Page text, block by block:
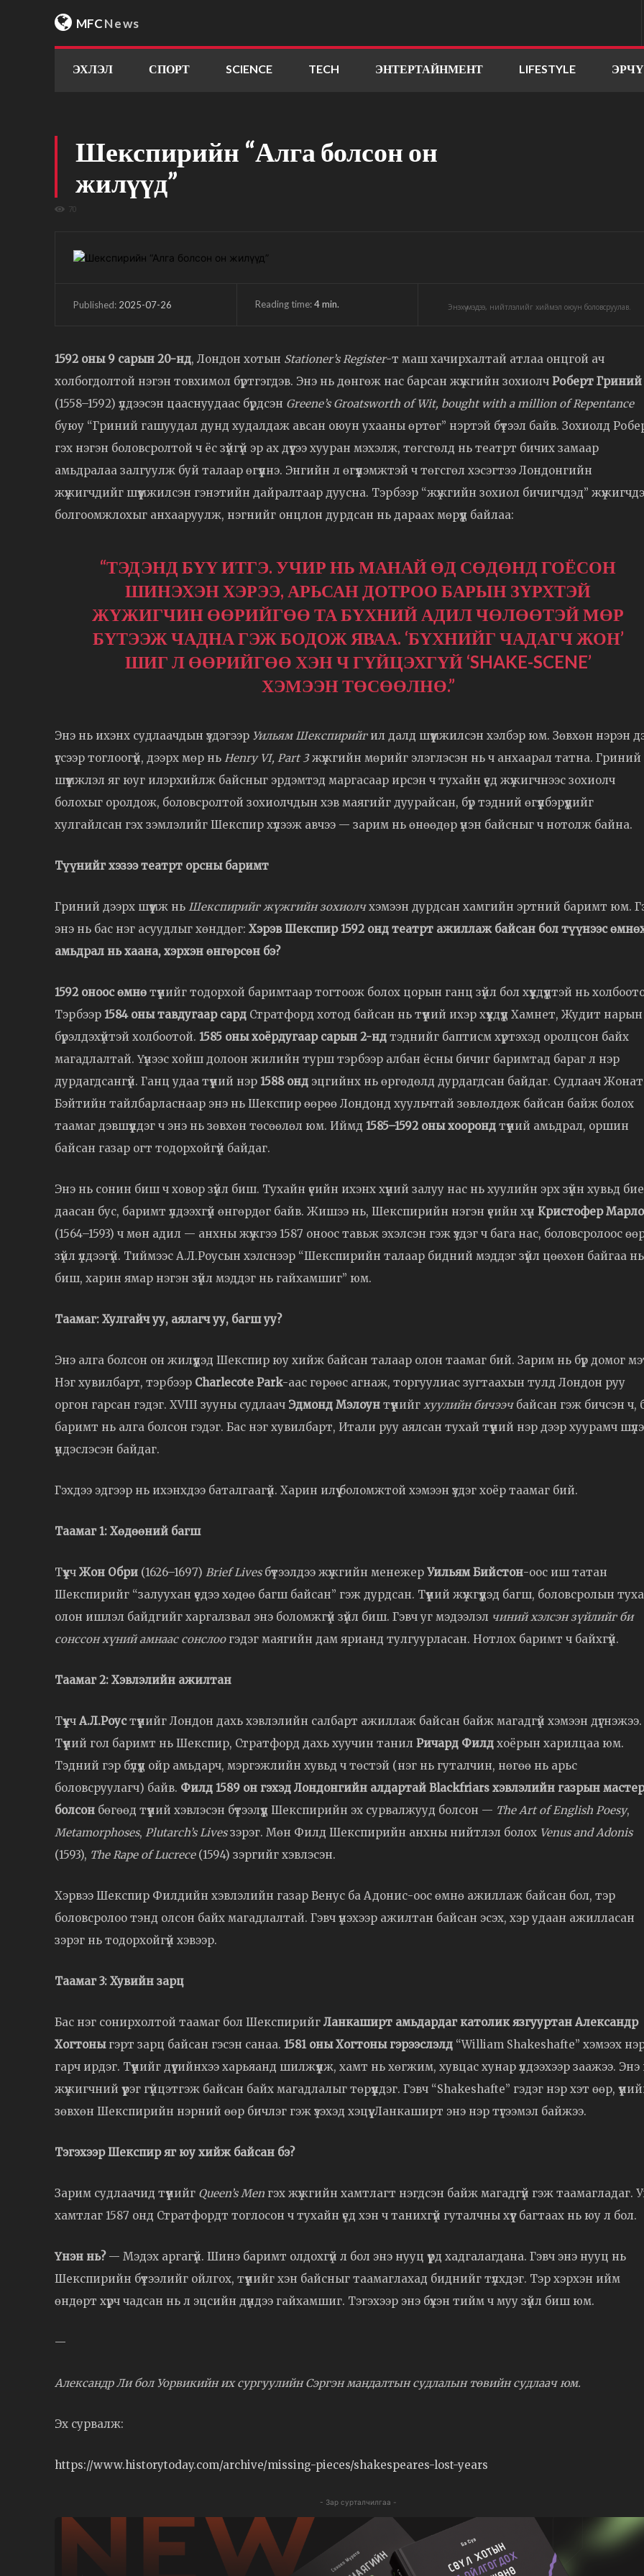
MFCNews
ЭХЛЭЛ СПОРТ SCIENCE TECH ЭНТЕРТАЙНМЕНТ LIFESTYLE
Шекспирийн “Алга болсон он
жилүүд”
70
Published: 2025-07-26 Reading time:4min. Энэхүү мэдээ, нийтлэлийг хиймэл оюун боловсруулав.
1592 оны 9 сарын 20-нд, Лондон хотын Stationer’s Register-т маш хачирхалтай атлаа онцгой ач
холбогдолтой нэгэн товхимол бүртгэгдэв. Энэ нь дөнгөж нас барсан жүжгийн зохиолч Роберт Гриний
(1558–1592) үлдээсэн цааснуудаас бүрдсэн Greene’s Groatsworth of Wit, bought with a million of Repentance
буюу “Гриний гашуудал дунд худалдаж авсан оюун ухааны өртөг” нэртэй бүтээл байв. Зохиолд
гэх нэгэн боловсролтой ч ёс зүйгүй эр ах дүүгээ хууран мэхэлж, төгсгөлд нь театрт бичих замаар
амьдралаа залгуулж буй талаар өгүүлнэ. Энгийн л өгүүлэмжтэй ч төгсгөл хэсэгтээ Лондонгийн
жүжигчдийг шүүмжилсэн гэнэтийн дайралтаар дуусна. Тэрбээр “жүжгийн зохиол бичигчдэд”
болгоомжлохыг анхааруулж, нэгнийг онцлон дурдсан нь дараах мөрүүд байлаа:
“ТЭДЭНД БҮҮ ИТГЭ. УЧИР НЬ МАНАЙ ӨД СӨДӨНД ГОЁСОН
ШИНЭХЭН ХЭРЭЭ, АРЬСАН ДОТРОО БАРЫН ЗҮРХТЭЙ
ЖҮЖИГЧИН ӨӨРИЙГӨӨ ТА БҮХНИЙ АДИЛ ЧӨЛӨӨТЭЙ МӨР
БҮТЭЭЖ ЧАДНА ГЭЖ БОДОЖ ЯВАА. ‘БҮХНИЙГ ЧАДАГЧ ЖОН’
ШИГ Л ӨӨРИЙГӨӨ ХЭН Ч ГҮЙЦЭХГҮЙ ‘SHAKE-SCENE’
ХЭМЭЭН ТӨСӨӨЛНӨ.”
Энэ нь ихэнх судлаачдын үздэгээр Уильям Шекспирийгил далд шүүмжилсэн хэлбэр юм. Зөвхөн нэрэн
үгсээр тоглоогүй, дээрх мөр нь Henry VI, Part 3жүжгийн мөрийг элэглэсэн нь ч анхаарал татна. Гриний
шүүмжлэл яг юуг илэрхийлж байсныг эрдэмтэд маргасаар ирсэн ч тухайн үед жүжигчнээс зохиолч
болохыг оролдож, боловсролтой зохиолчдын хэв маягийг дуурайсан, бүр тэдний өгүүлбэрүүдийг
хулгайлсан гэх зэмлэлийг Шекспир хүлээж авчээ — зарим нь өнөөдөр үнэн байсныг ч нотолж байна.
Түүнийг хэзээ театрт орсны баримт
Гриний дээрх шүүмж нь Шекспирийг жүжгийн зохиолчхэмээн дурдсан хамгийн эртний баримт юм.
энэ нь бас нэг асуудлыг хөнддөг: Хэрэв Шекспир 1592 онд театрт ажиллаж байсан бол түүнээс
амьдрал нь хаана, хэрхэн өнгөрсөн бэ?
1592 оноос өмнө түүнийг тодорхой баримтаар тогтоож болох цорын ганц зүйл бол хүүхдүүдтэй нь
Тэрбээр 1584 оны тавдугаар сард Стратфорд хотод байсан нь түүний ихэр хүүхдүүд Хамнет, Жудит нарын
бүрэлдэхүйтэй холбоотой. 1585 оны хоёрдугаар сарын 2-нд тэднийг баптисм хүртэхэд оролцсон байх
магадлалтай. Үүнээс хойш долоон жилийн турш тэрбээр албан ёсны бичиг баримтад бараг л нэр
дурдагдсангүй. Ганц удаа түүний нэр 1588 онд эцгийнх нь өргөдөлд дурдагдсан байдаг. Судлаач
Бэйтийн тайлбарласнаар энэ нь Шекспир өөрөө Лондонд хуульчтай зөвлөлдөж байсан байж болох
таамаг дэвшүүлдэг ч энэ нь зөвхөн төсөөлөл юм. Иймд 1585–1592 оны хооронд түүний амьдрал, оршин
байсан газар огт тодорхойгүй байдаг.
Энэ нь сонин биш ч ховор зүйл биш. Тухайн үеийн ихэнх хүний залуу нас нь хуулийн эрх зүйн хувьд бие
даасан бус, баримт үлдээхгүй өнгөрдөг байв. Жишээ нь, Шекспирийн нэгэн үеийн хүн Кристофер
(1564–1593) ч мөн адил — анхны жүжгээ 1587 оноос тавьж эхэлсэн гэж үздэг ч бага нас, боловсролоос
зүйл үлдээгүй. Тиймээс А.Л.Роусын хэлснээр “Шекспирийн талаар бидний мэддэг зүйл цөөхөн байгаа нь
биш, харин ямар нэгэн зүйл мэддэг нь гайхамшиг” юм.
Таамаг: Хулгайч уу, аялагч уу, багш уу?
Энэ алга болсон он жилүүдэд Шекспир юу хийж байсан талаар олон таамаг бий. Зарим нь бүр домог
Нэг хувилбарт, тэрбээр Charlecote Park-аас гөрөөс агнаж, торгуулиас зугтаахын тулд Лондон руу
оргон гарсан гэдэг. XVIII зууны судлаач Эдмонд Мэлоун түүнийг хуулийн бичээчбайсан гэж бичсэн ч,
баримт нь алга болсон гэдэг. Бас нэг хувилбарт, Итали руу аялсан тухай түүний нэр дээр хуурамч
үндэслэсэн байдаг.
Гэхдээ эдгээр нь ихэнхдээ баталгаагүй. Харин илүү боломжтой хэмээн үздэг хоёр таамаг бий.
Таамаг 1: Хөдөөний багш
Түүхч Жон Обри (1626–1697) Brief Livesбүтээлдээ жүжгийн менежер Уильям Бийстон-оос иш татан
Шекспирийг “залуухан үедээ хөдөө багш байсан” гэж дурдсан. Түүний жүжгүүдэд багш, боловсролын
олон ишлэл байдгийг харгалзвал энэ боломжгүй зүйл биш. Гэвч уг мэдээлэл чиний хэлсэн зүйлийг би
сонссон хүний амнаас сонслоогэдэг маягийн дам ярианд тулгуурласан. Нотлох баримт ч байхгүй.
Таамаг 2: Хэвлэлийн ажилтан
Түүхч А.Л.Роустүүнийг Лондон дахь хэвлэлийн салбарт ажиллаж байсан байж магадгүй хэмээн дүгнэжээ.
Түүний гол баримт нь Шекспир, Стратфорд дахь хуучин танил Ричард Филд хоёрын харилцаа юм.
Тэдний гэр бүлүүд ойр амьдарч, мэргэжлийн хувьд ч төстэй (нэг нь гуталчин, нөгөө нь арьс
боловсруулагч) байв. Филд 1589 он гэхэд Лондонгийн алдартай Blackfriars хэвлэлийн газрын мастер
болсон бөгөөд түүний хэвлэсэн бүтээлүүд Шекспирийн эх сурвалжууд болсон — The Art of English Poesy,
Metamorphoses, Plutarch’s Livesзэрэг. Мөн Филд Шекспирийн анхны нийтлэл болох Venus and Adonis
(1593), The Rape of Lucrece(1594) зэргийг хэвлэсэн.
Хэрвээ Шекспир Филдийн хэвлэлийн газар Венус ба Адонис-оос өмнө ажиллаж байсан бол, тэр
боловсролоо тэнд олсон байх магадлалтай. Гэвч үнэхээр ажилтан байсан эсэх, хэр удаан ажилласан
зэрэг нь тодорхойгүй хэвээр.
Таамаг 3: Хувийн зарц
Бас нэг сонирхолтой таамаг бол Шекспирийг Ланкаширт амьдардаг католик язгууртан Александр
Хогтоныгэрт зарц байсан гэсэн санаа. 1581 оны Хогтоны гэрээслэлд “William Shakeshafte” хэмээх
гарч ирдэг. Түүнийг дүүгийнхээ харьяанд шилжүүлж, хамт нь хөгжим, хувцас хунар үлдээхээр заажээ. Энэ
жүжигчний үүрэг гүйцэтгэж байсан байх магадлалыг төрүүлдэг. Гэвч “Shakeshafte” гэдэг нэр хэт өөр,
зөвхөн Шекспирийн нэрний өөр бичлэг гэж үзэхэд хэцүү. Ланкаширт энэ нэр түгээмэл байжээ.
Тэгэхээр Шекспир яг юу хийж байсан бэ?
Зарим судлаачид түүнийг Queen’s Men гэх жүжгийн хамтлагт нэгдсэн байж магадгүй гэж таамагладаг.
хамтлаг 1587 онд Стратфордт тоглосон ч тухайн үед хэн ч танихгүй гуталчны хүүг багтаах нь юу л бол.
Үнэн нь?— Мэдэх аргагүй. Шинэ баримт олдохгүй л бол энэ нууц үүрд хадгалагдана. Гэвч энэ нууц нь
Шекспирийн бүтээлийг ойлгох, түүнийг хэн байсныг таамаглахад биднийг түлхдэг. Тэр хэрхэн ийм
өндөрт хүрч чадсан нь л эцсийн дүндээ гайхамшиг. Тэгэхээр энэ бүхэн тийм ч муу зүйл биш юм.
—
Александр Ли бол Уорвикийн их сургуулийн Сэргэн мандалтын судлалын төвийн судлаач юм.
Эх сурвалж:
https://www.historytoday.com/archive/missing-pieces/shakespeares-lost-years
- Зар сурталчилгаа -